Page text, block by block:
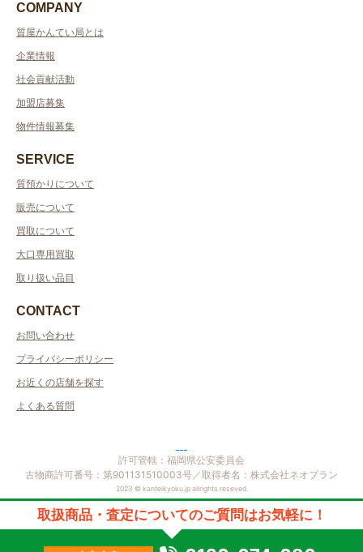
COMPANY
質屋かんてい局とは
企業情報
社会貢献活動
加盟店募集
物件情報募集
SERVICE
質預かりについて
販売について
買取について
大口専用買取
取り扱い品目
CONTACT
お問い合わせ
プライバシーポリシー
お近くの店舗を探す
よくある質問
許可管轄：福岡県公安委員会
古物商許可番号：第901131510003号／取得者名：株式会社ネオプラン
2023 © kanteikyoku.jp allrights reseved.
取扱商品・査定についてのご質問はお気軽に！